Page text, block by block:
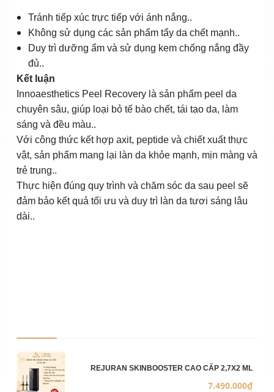
Tránh tiếp xúc trực tiếp với ánh nắng..
Không sử dụng các sản phẩm tẩy da chết mạnh..
Duy trì dưỡng ẩm và sử dụng kem chống nắng đầy
đủ..
Kết luận
Innoaesthetics Peel Recovery là sản phẩm peel da
chuyên sâu, giúp loại bỏ tế bào chết, tái tạo da, làm
sáng và đều màu..
Với công thức kết hợp axit, peptide và chiết xuất thực
vật, sản phẩm mang lại làn da khỏe mạnh, mịn màng và
trẻ trung..
Thực hiện đúng quy trình và chăm sóc da sau peel sẽ
đảm bảo kết quả tối ưu và duy trì làn da tươi sáng lâu
dài..
Ảnh sản phẩm
REJURAN SKINBOOSTER CAO CẤP 2,7X2 ML
7.490.000₫